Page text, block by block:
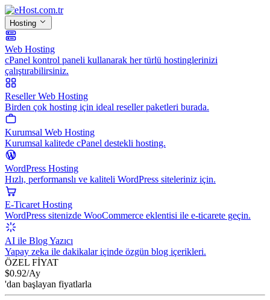
Hosting
Web Hosting
cPanel kontrol paneli kullanarak her türlü hostinglerinizi
çalıştırabilirsiniz.
Reseller Web Hosting
Birden çok hosting için ideal reseller paketleri burada.
Kurumsal Web Hosting
Kurumsal kalitede cPanel destekli hosting.
WordPress Hosting
Hızlı, performanslı ve kaliteli WordPress siteleriniz için.
E-Ticaret Hosting
WordPress sitenizde WooCommerce eklentisi ile e-ticarete geçin.
AI ile Blog Yazıcı
Yapay zeka ile dakikalar içinde özgün blog içerikleri.
ÖZEL FİYAT
$0.92/Ay
'dan başlayan fiyatlarla